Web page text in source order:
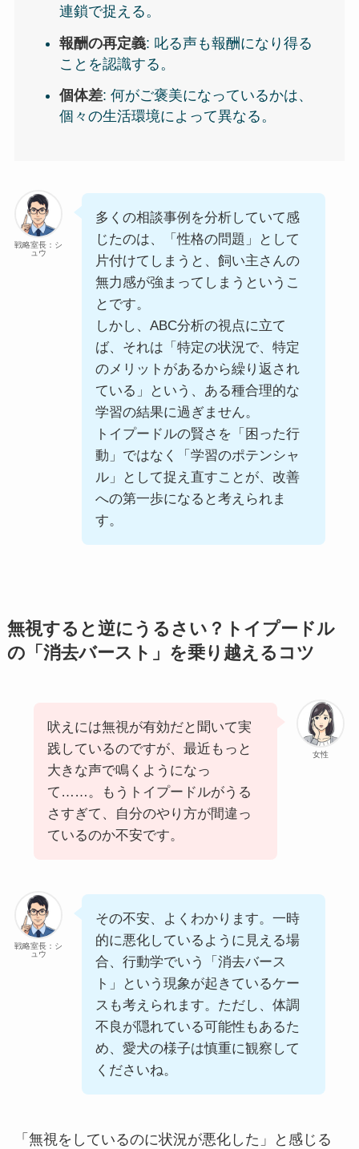
連鎖で捉える。
報酬の再定義: 叱る声も報酬になり得る
ことを認識する。
個体差: 何がご褒美になっているかは、
個々の生活環境によって異なる。
戦略室長：シ
ュウ
多くの相談事例を分析していて感
じたのは、「性格の問題」として
片付けてしまうと、飼い主さんの
無力感が強まってしまうというこ
とです。
しかし、ABC分析の視点に立て
ば、それは「特定の状況で、特定
のメリットがあるから繰り返され
ている」という、ある種合理的な
学習の結果に過ぎません。
トイプードルの賢さを「困った行
動」ではなく「学習のポテンシャ
ル」として捉え直すことが、改善
への第一歩になると考えられま
す。
無視すると逆にうるさい？トイプードル
の「消去バースト」を乗り越えるコツ
女性
吠えには無視が有効だと聞いて実
践しているのですが、最近もっと
大きな声で鳴くようになっ
て……。もうトイプードルがうる
さすぎて、自分のやり方が間違っ
ているのか不安です。
戦略室長：シ
ュウ
その不安、よくわかります。一時
的に悪化しているように見える場
合、行動学でいう「消去バース
ト」という現象が起きているケー
スも考えられます。ただし、体調
不良が隠れている可能性もあるた
め、愛犬の様子は慎重に観察して
くださいね。
「無視をしているのに状況が悪化した」と感じる